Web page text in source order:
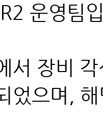
운영팀
서 장비
었으며,